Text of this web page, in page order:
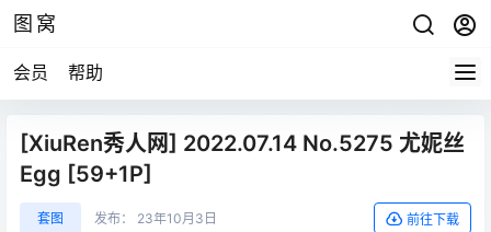
图窝
会员 帮助
[XiuRen秀人网] 2022.07.14 No.5275 尤妮丝
Egg [59+1P]
套图 发布： 23年10月3日 前往下载